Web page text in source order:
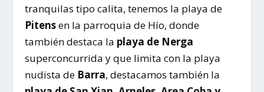
tranquilas tipo calita, tenemos la playa de
Pitensen la parroquia de Hío, donde
también destaca la playa de Nerga
superconcurrida y que limita con la playa
nudista de Barra, destacamos también la